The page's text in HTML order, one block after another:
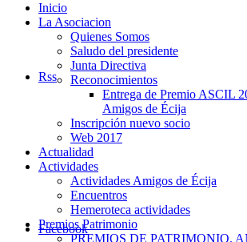
Rss
Facebook
Inicio
La Asociacion
Quienes Somos
Saludo del presidente
Junta Directiva
Reconocimientos
Entrega de Premio ASCIL
Amigos de Écija
Inscripción nuevo socio
Web 2017
Actualidad
Actividades
Actividades Amigos de Écija
Encuentros
Hemeroteca actividades
Premios Patrimonio
PREMIOS DE PATRIMONIO.